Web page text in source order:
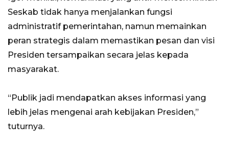
Seskab tidak hanya menjalankan fungsi
administratif pemerintahan, namun memainkan
peran strategis dalam memastikan pesan dan visi
Presiden tersampaikan secara jelas kepada
masyarakat.
“Publik jadi mendapatkan akses informasi yang
lebih jelas mengenai arah kebijakan Presiden,”
tuturnya.